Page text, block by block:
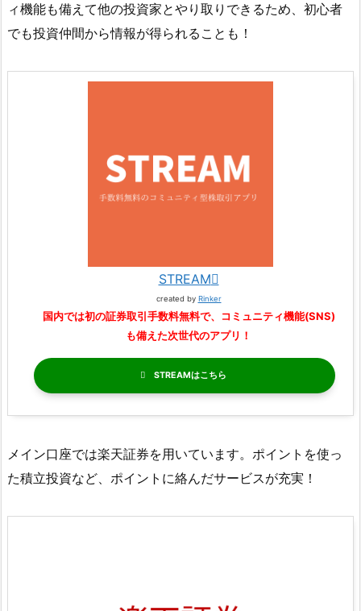
ィ機能も備えて他の投資家とやり取りできるため、初心者
でも投資仲間から情報が得られることも！
STREAM
created by Rinker
国内では初の証券取引手数料無料で、コミュニティ機能(SNS)
も備えた次世代のアプリ！
STREAM
メイン口座では楽天証券を用いています。ポイントを使っ
た積立投資など、ポイントに絡んだサービスが充実！